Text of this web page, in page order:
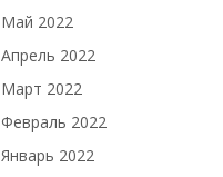
Май 2022
Апрель 2022
Март 2022
Февраль 2022
Январь 2022